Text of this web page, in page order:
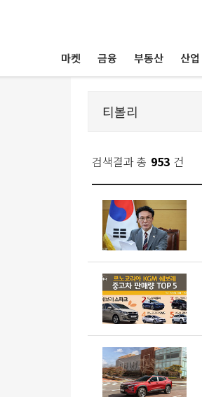
마켓 금융 부동산 산업
검색결과 총 953 건